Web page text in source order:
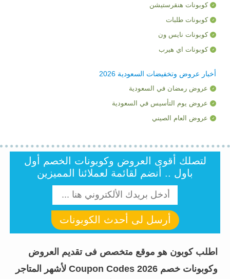
كوبونات هنقرستيشن
كوبونات طلبات
كوبونات نايس ون
كوبونات اي هيرب
أخبار عروض وتخفيضات السعودية 2026
عروض رمضان في السعودية
عروض يوم التأسيس في السعودية
عروض العام الصيني
لتصلك أقوى العروض وكوبونات الخصم أول
باول .. أنضم لقائمة لعملائنا المميزين
أرسل لى أحدث الكوبونات
اطلب كوبون هو موقع متخصص فى تقديم العروض
وكوبونات خصم Coupon Codes 2026 لأشهر المتاجر